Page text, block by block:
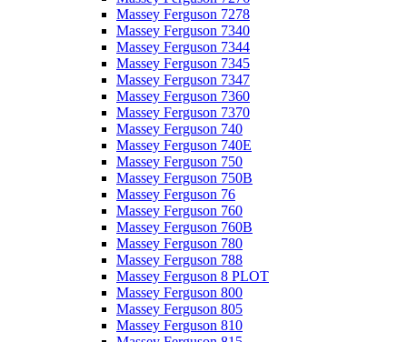
Massey Ferguson 7278
Massey Ferguson 7340
Massey Ferguson 7344
Massey Ferguson 7345
Massey Ferguson 7347
Massey Ferguson 7360
Massey Ferguson 7370
Massey Ferguson 740
Massey Ferguson 740E
Massey Ferguson 750
Massey Ferguson 750B
Massey Ferguson 76
Massey Ferguson 760
Massey Ferguson 760B
Massey Ferguson 780
Massey Ferguson 788
Massey Ferguson 8 PLOT
Massey Ferguson 800
Massey Ferguson 805
Massey Ferguson 810